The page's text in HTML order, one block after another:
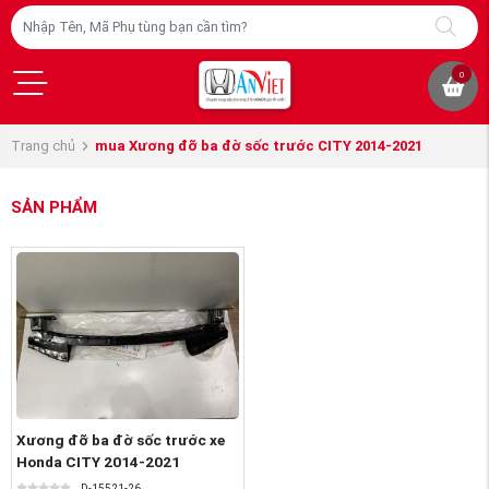
0
Trang chủ mua Xương đỡ ba đờ sốc trước CITY 2014-2021
SẢN PHẨM
Xương đỡ ba đờ sốc trước xe
Honda CITY 2014-2021